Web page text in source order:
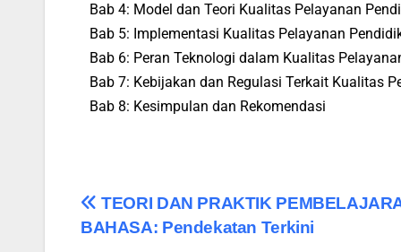
Bab 4: Model dan Teori Kualitas Pelayanan
Bab 5: Implementasi Kualitas Pelayanan
Bab 6: Peran Teknologi dalam Kualitas
Bab 7: Kebijakan dan Regulasi Terkait Kualitas
Bab 8: Kesimpulan dan Rekomendasi
TEORI DAN PRAKTIK
BAHASA: Pendekatan Terkini